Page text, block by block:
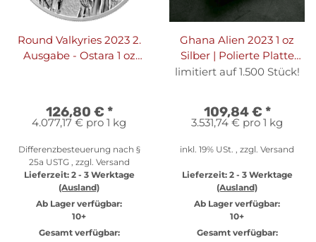
Round Valkyries 2023 2.
Ausgabe - Ostara 1 oz
126,80 € *
4.077,17 € pro 1 kg
Differenzbesteuerung nach §
25a USTG , zzgl. Versand
Lieferzeit: 2 - 3 Werktage
(Ausland)
Ab Lager verfügbar:
10+
Gesamt verfügbar:
Ghana Alien 2023 1 oz
Silber | Polierte Platte
Coloriert
limitiert auf 1.500 Stück!
109,84 € *
3.531,74 € pro 1 kg
inkl. 19% USt. , zzgl. Versand
Lieferzeit: 2 - 3 Werktage
(Ausland)
Ab Lager verfügbar:
10+
Gesamt verfügbar: